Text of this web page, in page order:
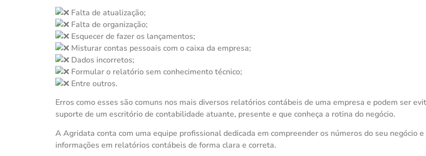
Falta de atualização;
Falta de organização;
Esquecer de fazer os lançamentos;
Misturar contas pessoais com o caixa da empresa;
Dados incorretos;
Formular o relatório sem conhecimento técnico;
Entre outros.
Erros como esses são comuns nos mais diversos relatórios contábeis de uma empresa e podem ser
suporte de um escritório de contabilidade atuante, presente e que conheça a rotina do negócio.
A Agridata conta com uma equipe profissional dedicada em compreender os números do seu negócio
informações em relatórios contábeis de forma clara e correta.